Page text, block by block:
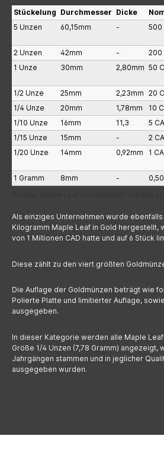
Stückelung Durchmesser Dicke
5 Unzen
60,15mm - 500
2 Unzen 42mm - 200
1 Unze
30mm 2,80mm 50
1/2 Unze 25mm 2,23mm 20
1/4 Unze
20mm 1,78mm 10
1/10 Unze
16mm 11,3 5
1/15 Unze
15mm - 2
1/20 Unze
14mm 0,92mm 1
1 Gramm 8mm -
Als einziges Unternehmen wurde
Kilogramm Maple Leaf in Gold hergestellt,
von 1 Millionen CAD hatte und auf 6 Stück
Diese zählt zu den viert größten
Die Auflage der Goldmünzen beträgt wie
Polierte Platte und limitierter Auflage,
ausgegeben.
In dieser Kategorie werden alle Maple
Größe 1/4 Unzen (7,78 Gramm) angezeigt,
Jahrgängen stammen und in jeglicher
ausgegeben wurden.